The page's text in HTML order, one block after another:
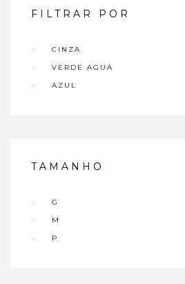
FILTRAR POR
CINZA
VERDE AGUA
AZUL
TAMANHO
G
M
P